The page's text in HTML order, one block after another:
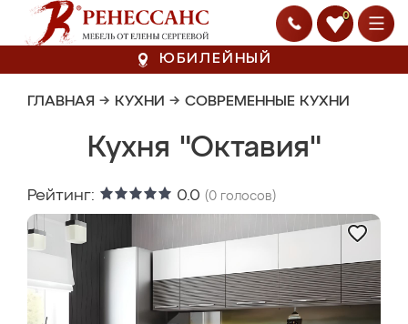
0
ЮБИЛЕЙНЫЙ
ГЛАВНАЯ → КУХНИ → СОВРЕМЕННЫЕ КУХНИ
Кухня "Октавия"
Рейтинг: 0.0 (0 голосов)